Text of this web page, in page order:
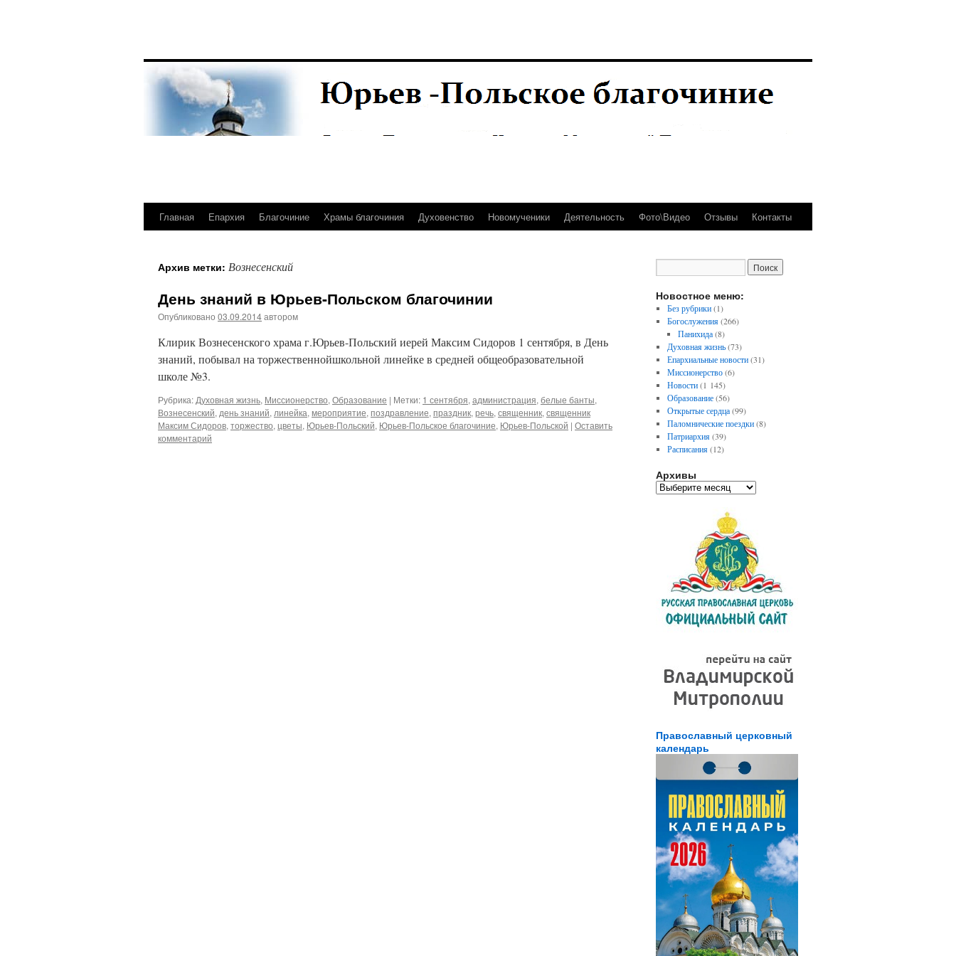
Перейти
содержимому
Главная Епархия Благочиние Храмы благочиния Духовенство Новомученики Деятельность Фото\Видео Отзывы Контакты
Архив метки: Вознесенский
День знаний в Юрьев-Польском благочинии
Опубликовано 03.09.2014автором
Клирик Вознесенского храма г.Юрьев-Польский иерей Максим Сидоров 1 сентября, в День
знаний, побывал на торжественнойшкольной линейке в средней общеобразовательной
школе №3.
Рубрика: Духовная жизнь, Миссионерство, Образование | Метки: 1 сентября, администрация, белые банты,
Вознесенский, день знаний, линейка, мероприятие, поздравление, праздник, речь, священник, священник
Максим Сидоров, торжество, цветы, Юрьев-Польский, Юрьев-Польское благочиние, Юрьев-Польской | Оставить
комментарий
Новостное меню:
Без рубрики(1)
Богослужения(266)
Панихида(8)
Духовная жизнь(73)
Епархиальные новости(31)
Миссионерство(6)
Новости(1 145)
Образование(56)
Открытые сердца(99)
Паломнические поездки(8)
Патриархия(39)
Расписания(12)
Архивы
А
Православный церковный
календарь